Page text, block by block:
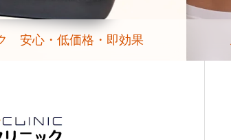
安心・低価格・即効果